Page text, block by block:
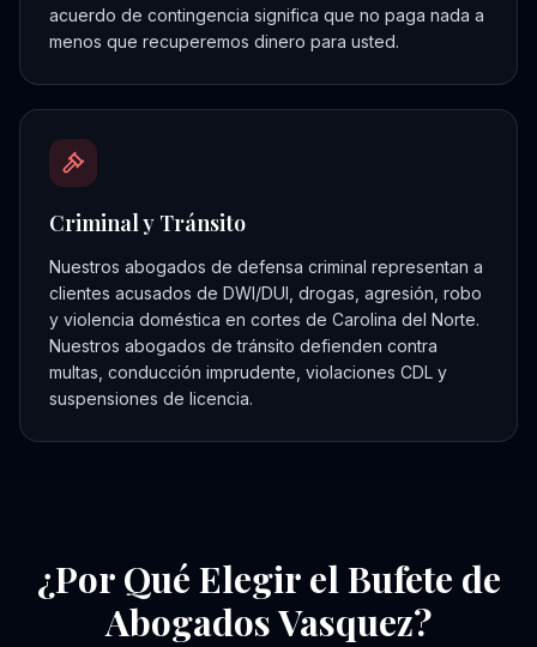
acuerdo de contingencia significa que no paga nada a
menos que recuperemos dinero para usted.
Criminal y Tránsito
Nuestros abogados de defensa criminal representan a
clientes acusados de DWI/DUI, drogas, agresión, robo
y violencia doméstica en cortes de Carolina del Norte.
Nuestros abogados de tránsito defienden contra
multas, conducción imprudente, violaciones CDL y
suspensiones de licencia.
¿Por Qué Elegir el Bufete de
Abogados Vasquez?